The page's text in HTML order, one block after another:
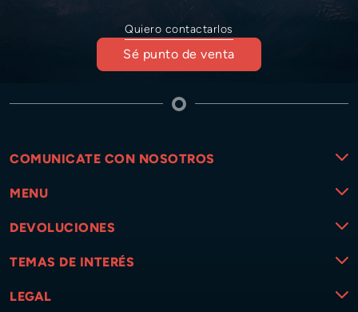
Quiero contactarlos
Sé punto de venta
COMUNICATE CON NOSOTROS
MENU
DEVOLUCIONES
TEMAS DE INTERÉS
LEGAL